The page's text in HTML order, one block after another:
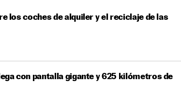
los coches de alquiler y el reciclaje de las
con pantalla gigante y 625 kilómetros de